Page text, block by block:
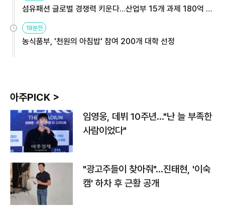
섬유패션 글로벌 경쟁력 키운다…산업부 15개 과제 180억 지
원
18분전
농식품부, '천원의 아침밥' 참여 200개 대학 선정
아주PICK >
임영웅, 데뷔 10주년…"난 늘 부족한
사람이었다"
"광고주들이 찾아줘"…진태현, '이숙
캠' 하차 후 근황 공개